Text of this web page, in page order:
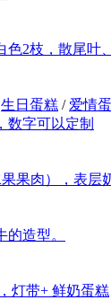
生日蛋糕 / 爱情